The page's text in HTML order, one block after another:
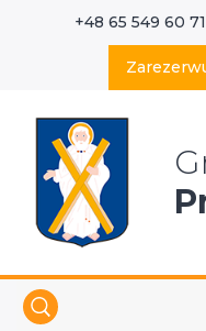
+48 65 549 60 71
Wyszukaj w